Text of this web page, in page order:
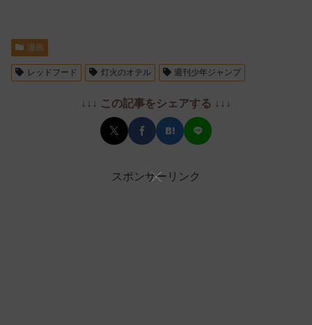
漫画
レッドフード 灯火のオテル 週刊少年ジャンプ
↓↓↓ この記事をシェアする ↓↓↓
スポンサーリンク